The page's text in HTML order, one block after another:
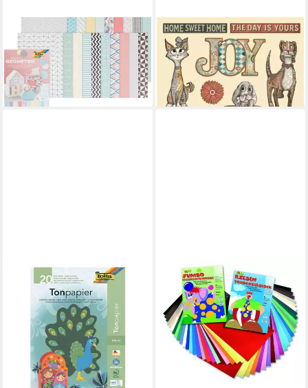
FOLIA
Motivpapier GEOMETRIE,
Motivpapier
ab 11,74 €
lieferbar - in 3-4 Werktagen bei dir
STAMPERIA
Motivpapier Lasercut-Motive
Furry Friends, DIN A5
9,49 €
lieferbar - in 4-5 Werktagen bei dir
GLOREX
Bastelkartonpapier Glorex
Tonzeichenpapierblock
130g/m² sortiert 24 x
ab 16,29 €
lieferbar - in 3-4 Werktagen bei dir